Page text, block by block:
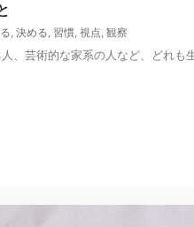
, 決める, 習慣, 視点, 観察
、芸術的な家系の人など、どれ